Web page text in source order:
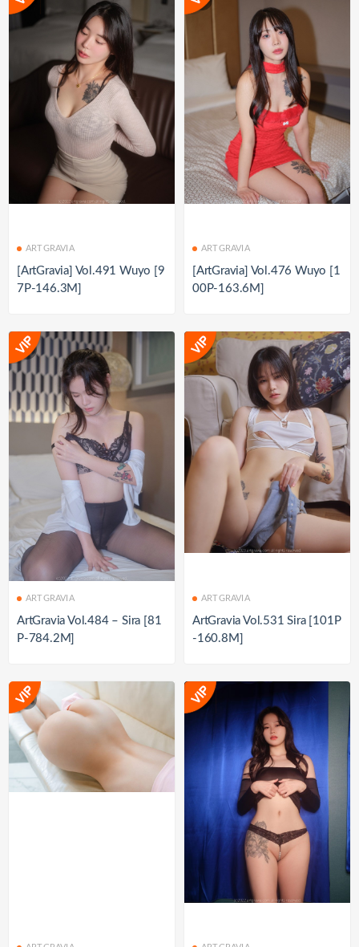
ARTGRAVIA
[ArtGravia] Vol.491 Wuyo [9
7P-146.3M]
ARTGRAVIA
[ArtGravia] Vol.476 Wuyo [1
00P-163.6M]
ARTGRAVIA
ArtGravia Vol.484 – Sira [81
P-784.2M]
ARTGRAVIA
ArtGravia Vol.531 Sira [101P
-160.8M]